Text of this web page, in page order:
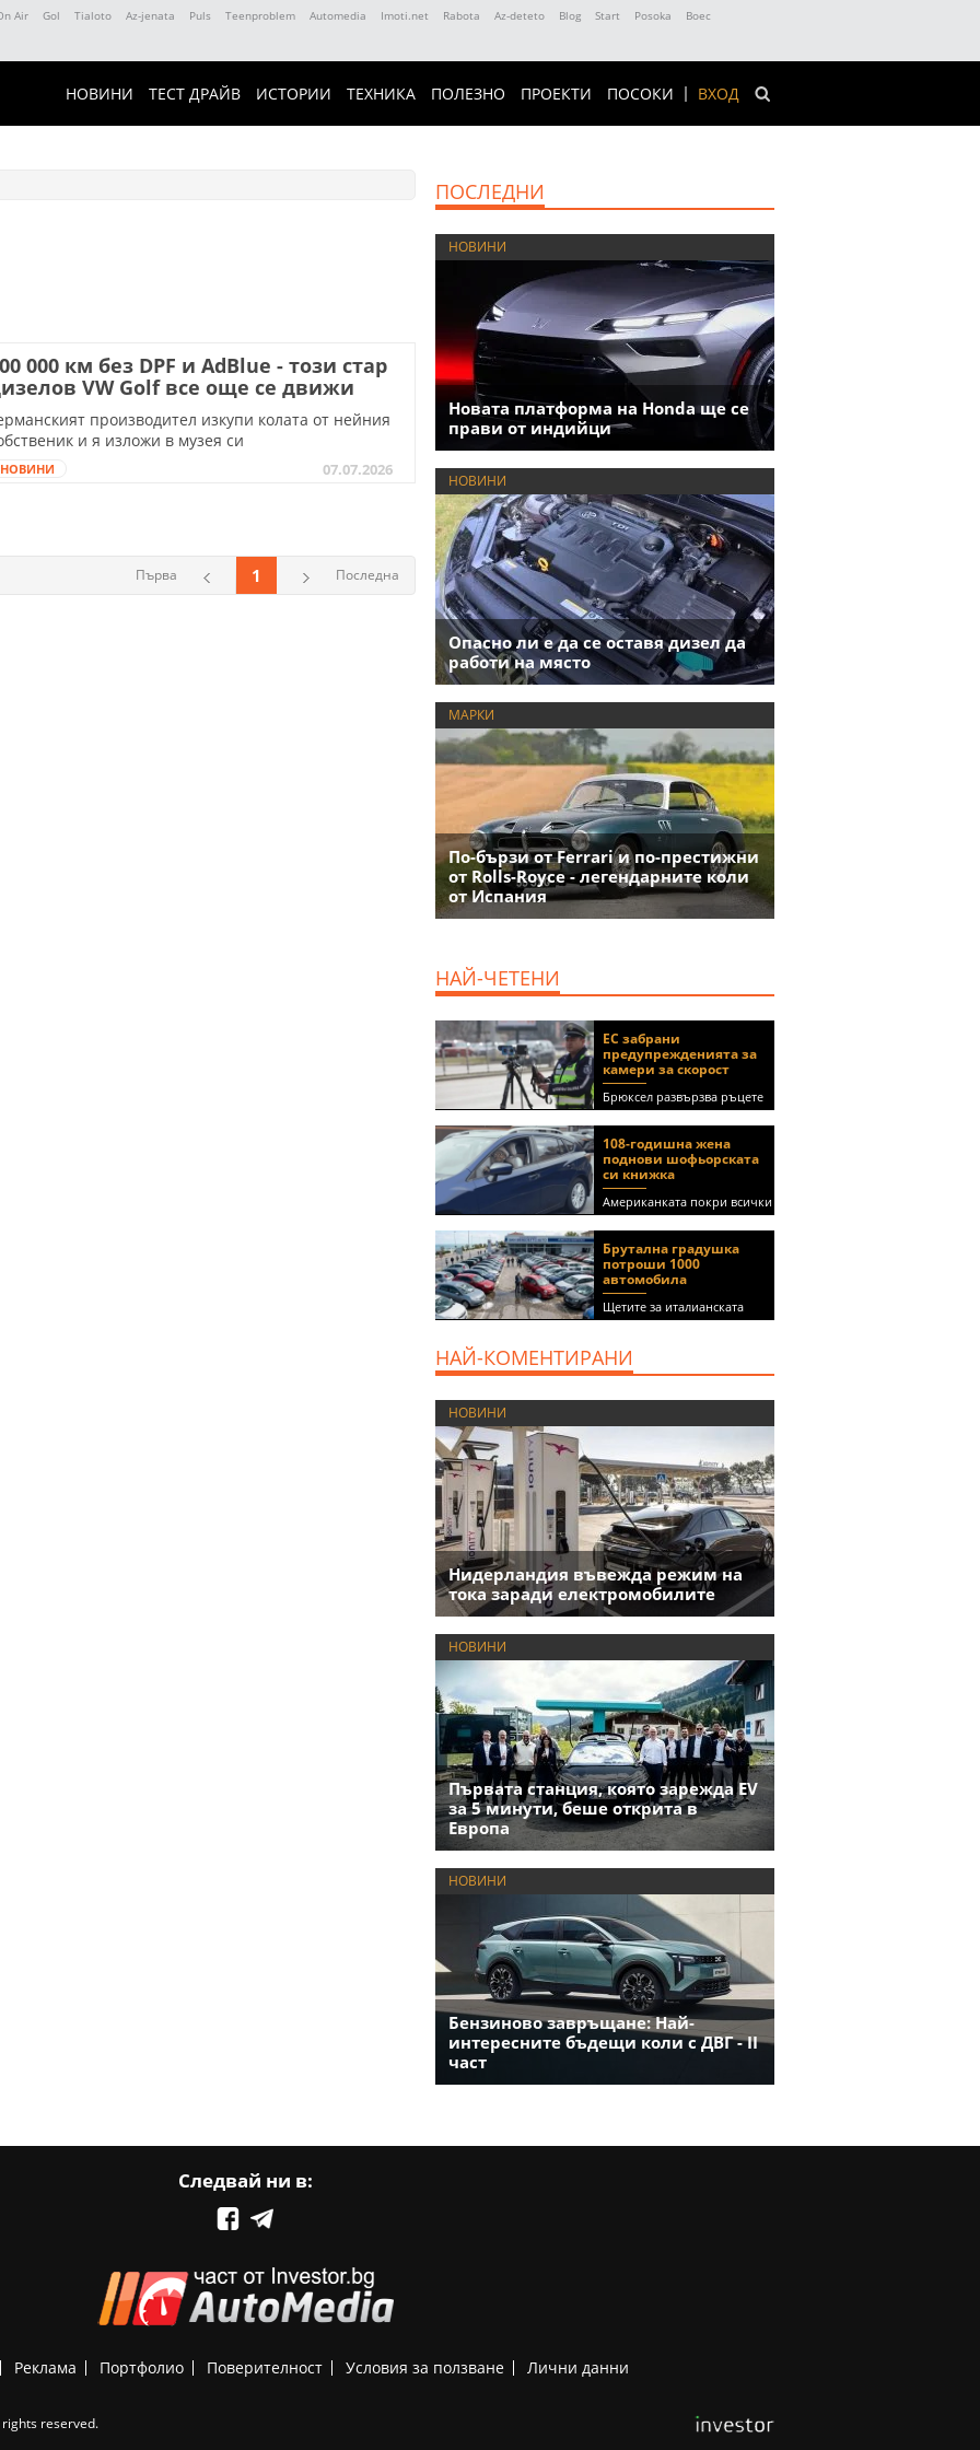
Air Gol Tialoto Az-jenata Puls Teenproblem Automedia Imoti.net Rabota Az-deteto Blog Start Posoka
Boec
ВХОД
НОВИНИ ТЕСТ ДРАЙВ ИСТОРИИ ТЕХНИКА ПОЛЕЗНО ПРОЕКТИ ПОСОКИ
000 км без DPF и АdBlue - този стар
VW Golf все още се движи
производител изкупи колата от нейния
и я изложи в музея си
НОВИНИ 07.07.2026
Последна
1
Първа
ПОСЛЕДНИ
НОВИНИ
Новата платформа на Honda ще се
прави от индийци
НОВИНИ
Опасно ли е да се оставя дизел да
работи на място
МАРКИ
По-бързи от Ferrari и по-престижни
от Rolls-Royce - легендарните коли
от Испания
НАЙ-ЧЕТЕНИ
ЕС забрани
предупрежденията за
камери за скорост
Брюксел развързва ръцете
на правителствата за
приложения като Waze и
Google Maps
108-годишна жена
поднови шофьорската
си книжка
Американката покри всички
медицински изисквания, за
(ВИДЕО)
Брутална градушка
потроши 1000
автомобила
Щетите за италианската
автокъща се оценяват на 5
НАЙ-КОМЕНТИРАНИ
НОВИНИ
Нидерландия въвежда режим на
тока заради електромобилите
НОВИНИ
Първата станция, която зарежда EV
за 5 минути, беше открита в
Европа
НОВИНИ
Бензиново завръщане: Най-
интересните бъдещи коли с ДВГ - II
част
Следвай ни в:
Реклама Портфолио Поверителност Условия за ползване Лични данни
reserved.